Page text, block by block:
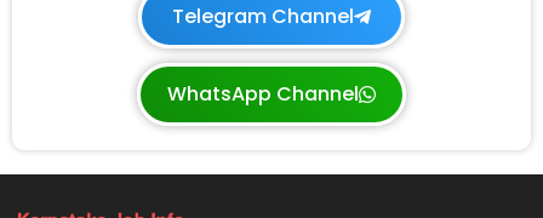
Telegram Channel
WhatsApp Channel